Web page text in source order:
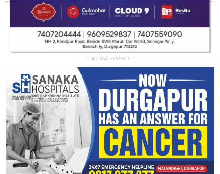
— ADVERTISEMENT —